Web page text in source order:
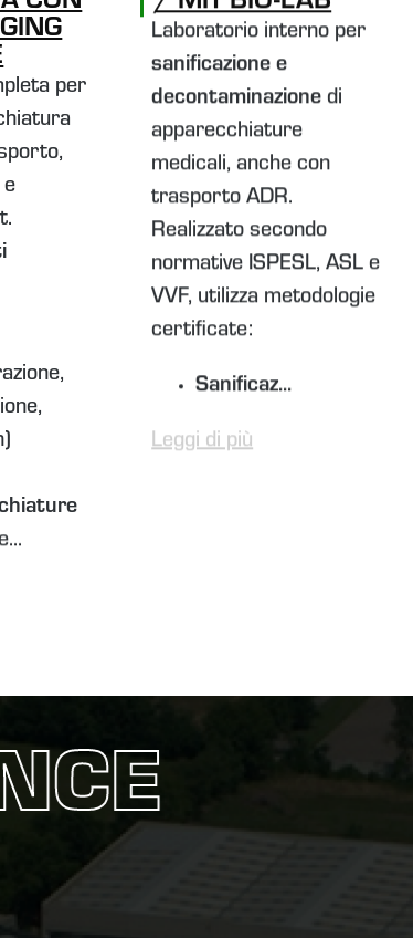
per
e
Laboratorio interno per
sanificazione e
decontaminazione di
apparecchiature
medicali, anche con
trasporto ADR.
Realizzato secondo
normative ISPESL, ASL e
VVF, utilizza metodologie
certificate:
Sanificaz...
Leggi di più